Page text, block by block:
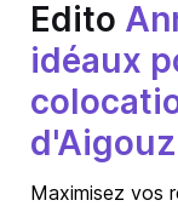
Edito
idéaux
Maximisez vos